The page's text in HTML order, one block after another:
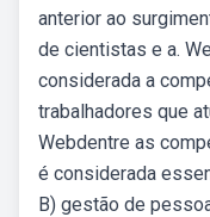
anterior ao
de cientistas e a.
considerada a
trabalhadores que
Webdentre as
é considerada
B) gestão de